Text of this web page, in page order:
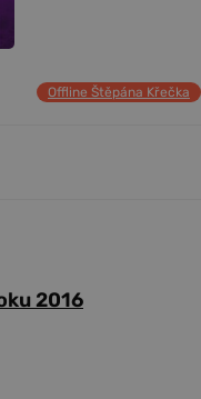
Offline Štěpána Křečka
2016